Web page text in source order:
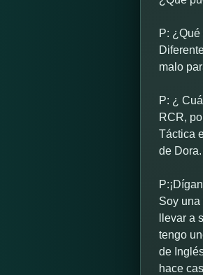
P:
malo
P: ¿
RCR,
Táctica
de
Soy
llevar a
tengo
de
hace